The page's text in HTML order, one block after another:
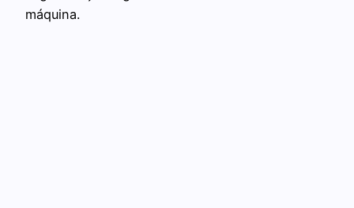
máquina.